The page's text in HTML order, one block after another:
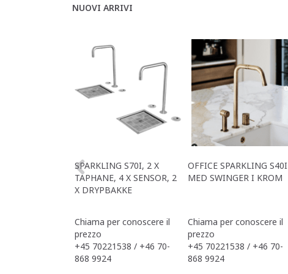
NUOVI ARRIVI
SPARKLING S70I, 2 X
TAPHANE, 4 X SENSOR, 2
X DRYPBAKKE
Chiama per conoscere il
prezzo
+45 70221538 / +46 70-
868 9924
OFFICE SPARKLING S40I
MED SWINGER I KROM
Chiama per conoscere il
prezzo
+45 70221538 / +46 70-
868 9924